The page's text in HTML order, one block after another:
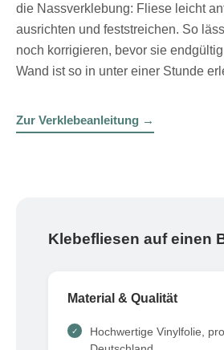
die Nassverklebung: Fliese leicht
ausrichten und feststreichen. So
noch korrigieren, bevor sie
Wand ist so in unter einer Stunde
Zur Verklebeanleitung →
Klebefliesen auf einen
Material & Qualität
Hochwertige Vinylfolie,